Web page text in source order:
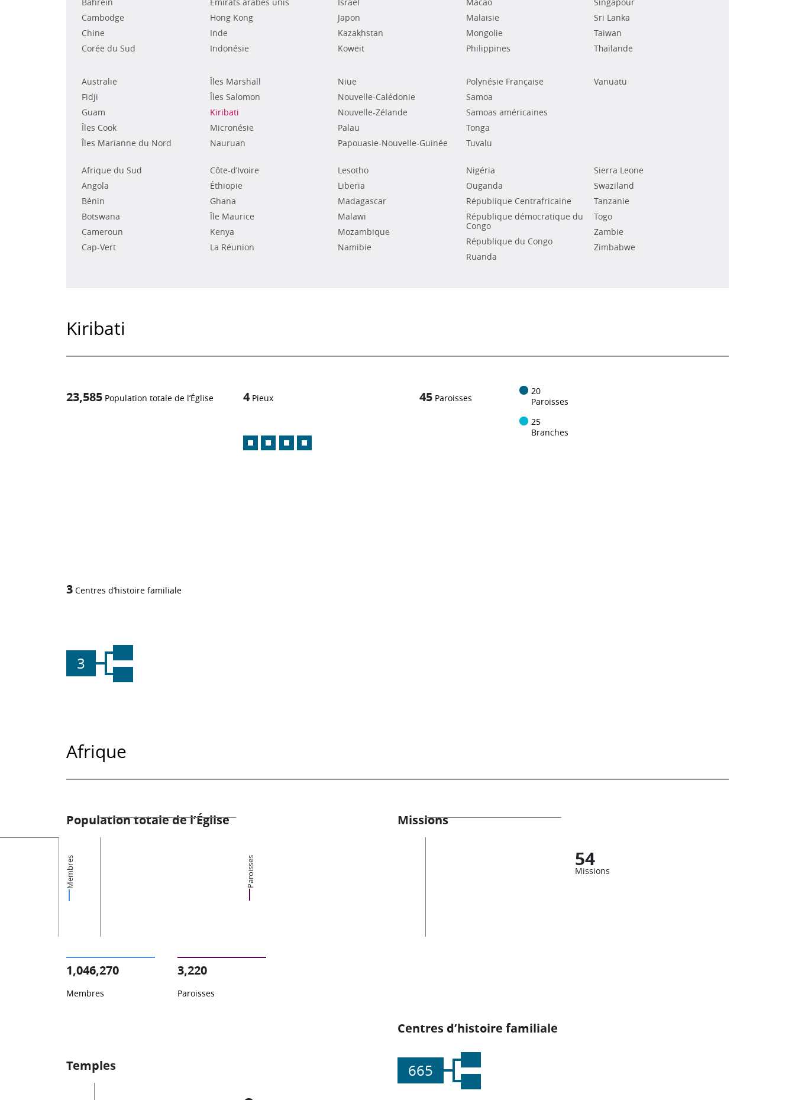
Bahrein
Cambodge
Chine
Corée du Sud
Émirats arabes unis
Hong Kong
Inde
Indonésie
Israël
Japon
Kazakhstan
Koweit
Macao
Malaisie
Mongolie
Philippines
Singapour
Sri Lanka
Taiwan
Thaïlande
Australie
Fidji
Guam
Îles Cook
Îles Marianne du Nord
Îles Marshall
Îles Salomon
Kiribati
Micronésie
Nauruan
Niue
Nouvelle-Calédonie
Nouvelle-Zélande
Palau
Papouasie-Nouvelle-Guinée
Polynésie Française
Samoa
Samoas américaines
Tonga
Tuvalu
Vanuatu
Afrique du Sud
Angola
Bénin
Botswana
Cameroun
Cap-Vert
Côte-d’Ivoire
Éthiopie
Ghana
Île Maurice
Kenya
La Réunion
Lesotho
Liberia
Madagascar
Malawi
Mozambique
Namibie
Nigéria
Ouganda
République Centrafricaine
République démocratique du
Congo
République du Congo
Ruanda
Sierra Leone
Swaziland
Tanzanie
Togo
Zambie
Zimbabwe
Kiribati
23,585 Population totale de l’Église 4 Pieux 45 Paroisses
20
Paroisses
25
Branches
3 Centres d’histoire familiale
3
Afrique
Population totale de l’Église
Membres Paroisses
1,046,270
Membres
3,220
Paroisses
Missions
54
Missions
Centres d’histoire familiale
665
Temples